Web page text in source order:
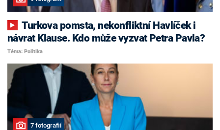
Turkova pomsta, nekonfliktní Havlíček i
návrat Klause. Kdo může vyzvat Petra Pavla?
Téma: Politika
7 fotografií